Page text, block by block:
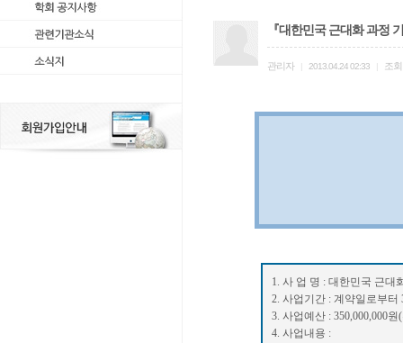
『대한민국 근대화 과정
관리자 2013.04.24 02:33 조회
1. 사 업 명 : 대한민국 근대
2. 사업기간 : 계약일로부터
3. 사업예산 : 350,000,000
4. 사업내용 :